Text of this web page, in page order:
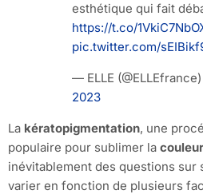
esthétique qui fait
https://t.co/
pic.twitter.com/
— ELLE (@ELLEfrance)
2023
La kératopigmentation, une
populaire pour sublimer la
inévitablement des questions
varier en fonction de plusieurs